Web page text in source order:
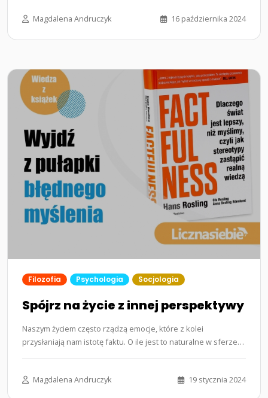
Magdalena Andruczyk 16 października 2024
Filozofia Psychologia Socjologia
Spójrz na życie z innej perspektywy
Naszym życiem często rządzą emocje, które z kolei
przysłaniają nam istotę faktu. O ile jest to naturalne w sferze
Magdalena Andruczyk 19 stycznia 2024